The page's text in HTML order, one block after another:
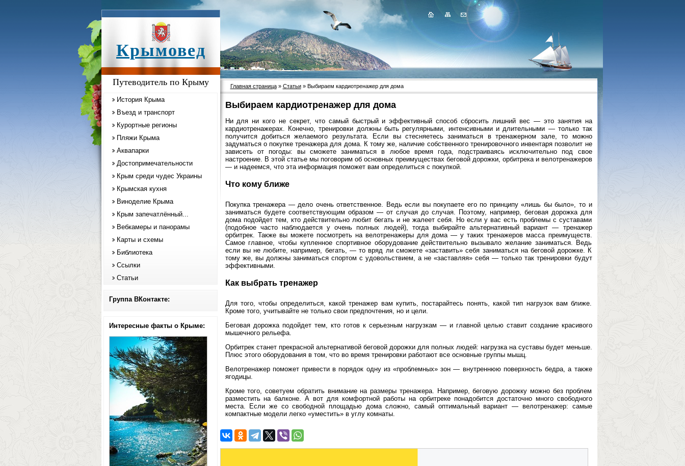
Крымовед
Путеводитель по Крыму
История Крыма
Въезд и транспорт
Курортные регионы
Пляжи Крыма
Аквапарки
Достопримечательности
Крым среди чудес Украины
Крымская кухня
Виноделие Крыма
Крым запечатлённый...
Вебкамеры и панорамы
Карты и схемы
Библиотека
Ссылки
Статьи
Группа ВКонтакте:
Интересные факты о Крыме:
Главная страница» Статьи» Выбираем кардиотренажер для дома
Выбираем кардиотренажер для дома
Ни для ни кого не секрет, что самый быстрый и эффективный способ сбросить лишний вес — это занятия на
кардиотренажерах. Конечно, тренировки должны быть регулярными, интенсивными и длительными — только так
получится добиться желаемого результата. Если вы стесняетесь заниматься в тренажерном зале, то можно
задуматься о покупке тренажера для дома. К тому же, наличие собственного тренировочного инвентаря позволит не
зависеть от погоды: вы сможете заниматься в любое время года, подстраиваясь исключительно под свое
настроение. В этой статье мы поговорим об основных преимуществах беговой дорожки, орбитрека и велотренажеров
— и надеемся, что эта информация поможет вам определиться с покупкой.
Что кому ближе
Покупка тренажера — дело очень ответственное. Ведь если вы покупаете его по принципу «лишь бы было», то и
заниматься будете соответствующим образом — от случая до случая. Поэтому, например, беговая дорожка для
дома подойдет тем, кто действительно любит бегать и не жалеет себя. Но если у вас есть проблемы с суставами
(подобное часто наблюдается у очень полных людей), тогда выбирайте альтернативный вариант — тренажер
орбитрек. Также вы можете посмотреть на велотренажеры для дома — у таких тренажеров масса преимуществ.
Самое главное, чтобы купленное спортивное оборудование действительно вызывало желание заниматься. Ведь
если вы не любите, например, бегать, — то вряд ли сможете «заставить» себя заниматься на беговой дорожке. К
тому же, вы должны заниматься спортом с удовольствием, а не «заставляя» себя — только так тренировки будут
эффективными.
Как выбрать тренажер
Для того, чтобы определиться, какой тренажер вам купить, постарайтесь понять, какой тип нагрузок вам ближе.
Кроме того, учитывайте не только свои предпочтения, но и цели.
Беговая дорожка подойдет тем, кто готов к серьезным нагрузкам — и главной целью ставит создание красивого
мышечного рельефа.
Орбитрек станет прекрасной альтернативой беговой дорожки для полных людей: нагрузка на суставы будет меньше.
Плюс этого оборудования в том, что во время тренировки работают все основные группы мышц.
Велотренажер поможет привести в порядок одну из «проблемных» зон — внутреннюю поверхность бедра, а также
ягодицы.
Кроме того, советуем обратить внимание на размеры тренажера. Например, беговую дорожку можно без проблем
разместить на балконе. А вот для комфортной работы на орбитреке понадобится достаточно много свободного
места. Если же со свободной площадью дома сложно, самый оптимальный вариант — велотренажер: самые
компактные модели легко «уместить» в углу комнаты.